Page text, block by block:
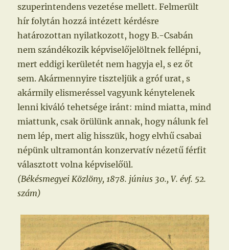
szuperintendens vezetése mellett. Felmerült
hír folytán hozzá intézett kérdésre
határozottan nyilatkozott, hogy B.-Csabán
nem szándékozik képviselőjelöltnek fellépni,
mert eddigi kerületét nem hagyja el, s ez őt
sem. Akármennyire tiszteljük a gróf urat, s
akármily elismeréssel vagyunk kénytelenek
lenni kiváló tehetsége iránt: mind miatta, mind
miattunk, csak örülünk annak, hogy nálunk fel
nem lép, mert alig hisszük, hogy elvhű csabai
népünk ultramontán konzervatív nézetű férfit
választott volna képviselőül.
(Békésmegyei Közlöny, 1878. június 30., V. évf. 52.
szám)